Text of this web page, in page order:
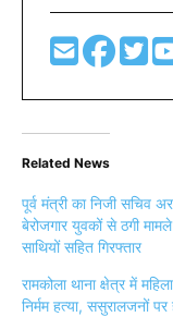
Related News
पूर्व मंत्री का निजी सचिव
बेरोजगार युवकों से ठगी
साथियों सहित गिरफ्तार
रामकोला थाना क्षेत्र में
निर्मम हत्या, ससुरालजनों पर